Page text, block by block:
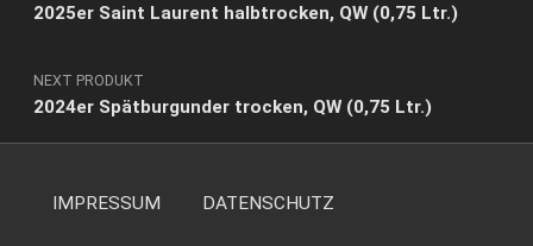
2025er Saint Laurent halbtrocken, QW (0,75 Ltr.)
NEXT PRODUKT
2024er Spätburgunder trocken, QW (0,75 Ltr.)
IMPRESSUM DATENSCHUTZ